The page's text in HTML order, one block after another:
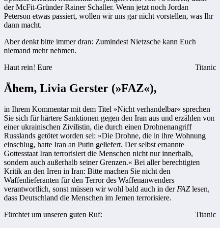
der McFit-Gründer Rainer Schaller. Wenn jetzt noch Jordan
Peterson etwas passiert, wollen wir uns gar nicht vorstellen, was Ihr
dann macht.
Aber denkt bitte immer dran: Zumindest Nietzsche kann Euch
niemand mehr nehmen.
Haut rein! Eure
Titanic
Ähem, Livia Gerster (»FAZ«),
in Ihrem Kommentar mit dem Titel »Nicht verhandelbar« sprechen
Sie sich für härtere Sanktionen gegen den Iran aus und erzählen von
einer ukrainischen Zivilistin, die durch einen Drohnenangriff
Russlands getötet worden sei: »Die Drohne, die in ihre Wohnung
einschlug, hatte Iran an Putin geliefert. Der selbst ernannte
Gottesstaat Iran terrorisiert die Menschen nicht nur innerhalb,
sondern auch außerhalb seiner Grenzen.« Bei aller berechtigten
Kritik an den Irren in Iran: Bitte machen Sie nicht den
Waffenlieferanten für den Terror des Waffenanwenders
verantwortlich, sonst müssen wir wohl bald auch in der FAZ lesen,
dass Deutschland die Menschen im Jemen terrorisiere.
Fürchtet um unseren guten Ruf:
Titanic